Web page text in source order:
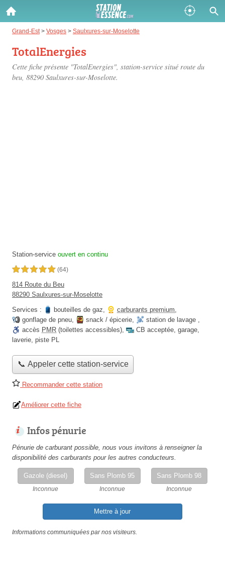
Grand-Est > Vosges > Saulxures-sur-Moselotte
TotalEnergies
Cette fiche présente "TotalEnergies", station-service situé route du
beu, 88290 Saulxures-sur-Moselotte.
Station-service ouvert en continu
5,0 étoiles sur 5 (64)
814 Route du Beu
88290 Saulxures-sur-Moselotte
Services :
bouteilles de gaz, carburants premium,
gonflage de pneu, snack / épicerie, station de lavage ,
accès PMR (toilettes accessibles), CB acceptée, garage,
laverie, piste PL
📞 Appeler cette station-service
Recommander cette station
Améliorer cette fiche
Infos pénurie
Pénurie de carburant possible, nous vous invitons à renseigner la
disponibilité des carburants pour les autres conducteurs.
Gazole (diesel)
Inconnue
Sans Plomb 95
Inconnue
Sans Plomb 98
Inconnue
Mettre à jour
Informations communiquées par nos visiteurs.
Gazole :
Disponible
SP 98 :